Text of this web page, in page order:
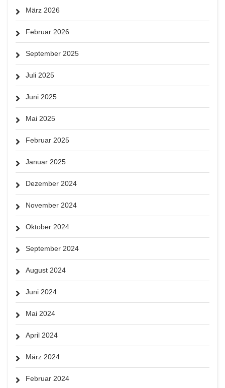
März 2026
Februar 2026
September 2025
Juli 2025
Juni 2025
Mai 2025
Februar 2025
Januar 2025
Dezember 2024
November 2024
Oktober 2024
September 2024
August 2024
Juni 2024
Mai 2024
April 2024
März 2024
Februar 2024